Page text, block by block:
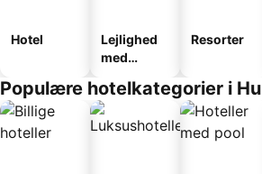
Hotel
Lejlighed
med
Resorter
Populære hotelkategorier i